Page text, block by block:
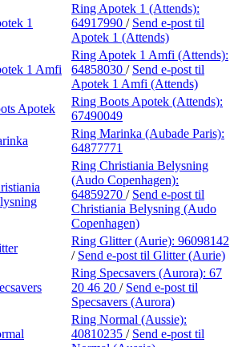
1
Ring Apotek 1 (Attends):
64917990 / Send e-post til
Apotek 1 (Attends)
1 Amfi
Ring Apotek 1 Amfi (Attends):
64858030 / Send e-post til
Apotek 1 Amfi (Attends)
Apotek
Ring Boots Apotek (Attends):
67490049
Ring Marinka (Aubade Paris):
64877771
Ring Christiania Belysning
(Audo Copenhagen):
64859270 / Send e-post til
Christiania Belysning (Audo
Copenhagen)
Ring Glitter (Aurie): 96098142
/ Send e-post til Glitter (Aurie)
Ring Specsavers (Aurora): 67
20 46 20 / Send e-post til
Specsavers (Aurora)
Ring Normal (Aussie):
40810235 / Send e-post til